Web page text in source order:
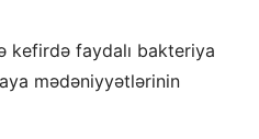
kefirdə faydalı bakteriya
mədəniyyətlərinin